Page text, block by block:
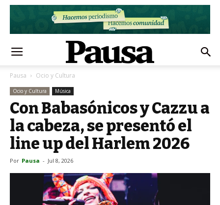
Pausa Ocio y Cultura
Ocio y Cultura Música
Con Babasónicos y Cazzu a
la cabeza, se presentó el
line up del Harlem 2026
Por Pausa - Jul 8, 2026